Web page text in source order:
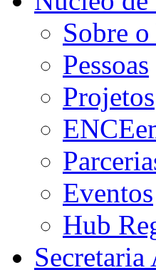
Sobre
Pessoas
Projetos
Eventos
Hub
Secretaria